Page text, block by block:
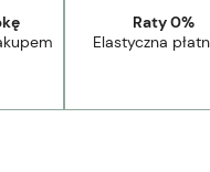
Raty 0%
Elastyczna